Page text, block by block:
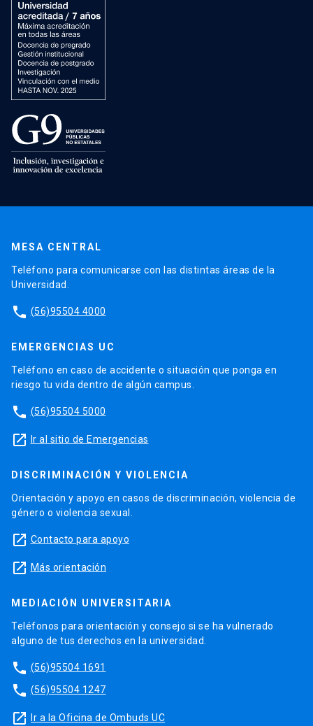
MESA CENTRAL
Teléfono para comunicarse con las distintas áreas de la
Universidad.
phone (56)95504 4000
EMERGENCIAS UC
Teléfono en caso de accidente o situación que ponga en
riesgo tu vida dentro de algún campus.
phone (56)95504 5000
launch Ir al sitio de Emergencias
DISCRIMINACIÓN Y VIOLENCIA
Orientación y apoyo en casos de discriminación, violencia de
género o violencia sexual.
launch Contacto para apoyo
launch Más orientación
MEDIACIÓN UNIVERSITARIA
Teléfonos para orientación y consejo si se ha vulnerado
alguno de tus derechos en la universidad.
phone (56)95504 1691
phone (56)95504 1247
launch Ir a la Oficina de Ombuds UC